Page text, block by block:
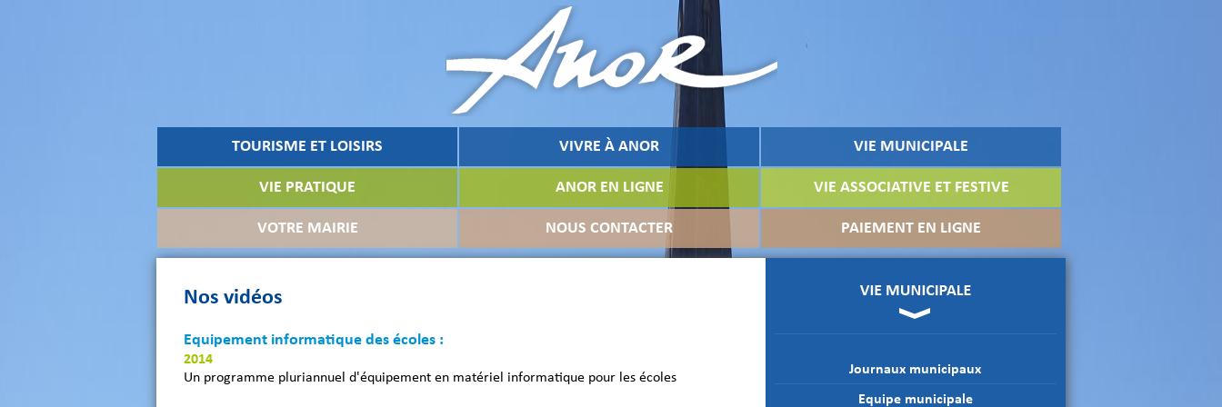
TOURISME ET LOISIRS VIVRE À ANOR VIE MUNICIPALE
VIE PRATIQUE ANOR EN LIGNE VIE ASSOCIATIVE ET FESTIVE
VOTRE MAIRIE NOUS CONTACTER PAIEMENT EN LIGNE
Journaux municipaux
Equipe municipale
Nos vidéos
Equipement informatique des écoles :
2014
Un programme pluriannuel d'équipement en matériel informatique pour les écoles